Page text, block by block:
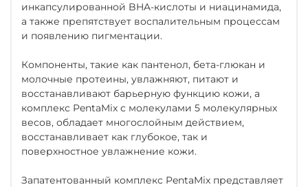
инкапсулированной BHA-кислоты и ниацинамида,
а также препятствует воспалительным процессам
и появлению пигментации.
Компоненты, такие как пантенол, бета-глюкан и
молочные протеины, увлажняют, питают и
восстанавливают барьерную функцию кожи, а
комплекс PentaMix с молекулами 5 молекулярных
весов, обладает многослойным действием,
восстанавливает как глубокое, так и
поверхностное увлажнение кожи.
Запатентованный комплекс PentaMix представляет